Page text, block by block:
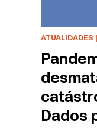
ATUALIDADES |
Dados